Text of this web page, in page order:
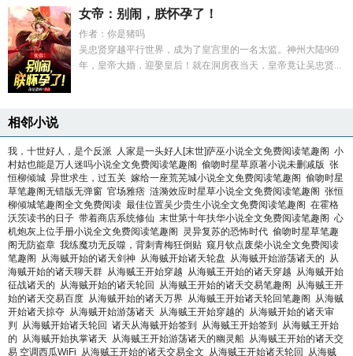
女帝：别闹，朕怀孕了！
作者：你是猪吗
吴忠贤穿越平行世界，成为了皇宫里的一名太监。神州大陆969
年，皇帝大婚，迎娶皇后！就在洞房夜当天，皇帝竟让吴忠贤...
相邻小说
我，十世好人，是个反派 人家是一头好人[末世]萨巫小说全文免费阅读笔趣阁 小
村姑也能是万人迷吗小说全文免费阅读笔趣阁 偷吻时星草原著小说未删减版 张
恒柳倾城 异世求生，过五关 嫁给一座荒芜城小说全文免费阅读笔趣阁 偷吻时星
草笔趣阁无错版无弹窗 官场雅痞 涟漪效应时星草小说全文免费阅读笔趣阁 张恒
柳倾城笔趣阁全文免费阅读 最佳位置吴少贵生小说全文免费阅读笔趣阁 在霍格
沃茨读书的日子 带着商店系统修仙 末世第十年扶华小说全文免费阅读笔趣阁 心
机炮灰上位手册小说全文免费阅读笔趣阁
灵异复苏的恐怖时代 偷吻时星草笔趣
阁无防盗章 我练魔功无反噬，背刺青梅狂倒贴 窥月钦点废柴小说全文免费阅读
笔趣阁
从海贼开始的诸天剑神 从海贼开始诸天轮盘 从海贼开始游荡诸天的 从
海贼开始的诸天聊天群 从海贼王开始穿越 从海贼王开始的诸天穿越 从海贼开始
征战诸天的 从海贼开始的诸天轮回 从海贼王开始的诸天交易笔趣阁 从海贼王开
始的诸天交易百度 从海贼开始的诸天万界 从海贼王开始诸天轮回笔趣阁 从海贼
开始诸天掠夺 从海贼开始游荡诸天 从海贼王开始穿越的 从海贼开始的诸天审
判 从海贼开始诸天轮回 诸天从海贼开始签到 从海贼王开始签到 从海贼王开始
的 从海贼开始执掌诸天 从海贼王开始游荡诸天的幽灵船 从海贼王开始的诸天交
易 空调西瓜WiFi 从海贼王开始的诸天交易全文 从海贼王开始诸天轮回 从海贼